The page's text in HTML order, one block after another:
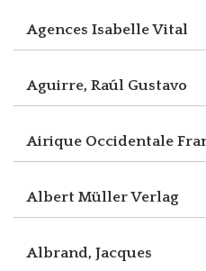
Agences Isabelle Vital
Aguirre, Raúl Gustavo
Airique Occidentale
Albert Müller Verlag
Albrand, Jacques